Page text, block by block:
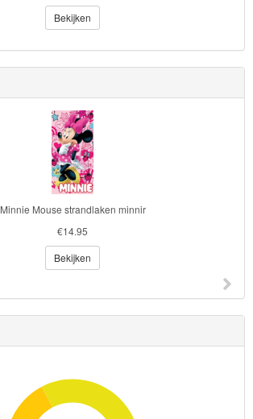
Bekijken
Minnie Mouse strandlaken minnir
€14.95
Bekijken